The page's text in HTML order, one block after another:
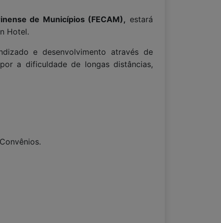
de Municípios (FECAM), estará
Hotel.
e desenvolvimento através de
a dificuldade de longas distâncias,